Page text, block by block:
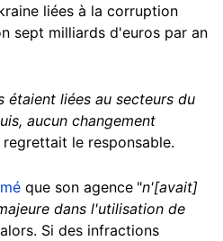
liées à la corruption
sept milliards d'euros par an
étaient liées au secteurs du
aucun changement
regrettait le responsable.
que son agence "n'[avait]
dans l'utilisation de
Si des infractions